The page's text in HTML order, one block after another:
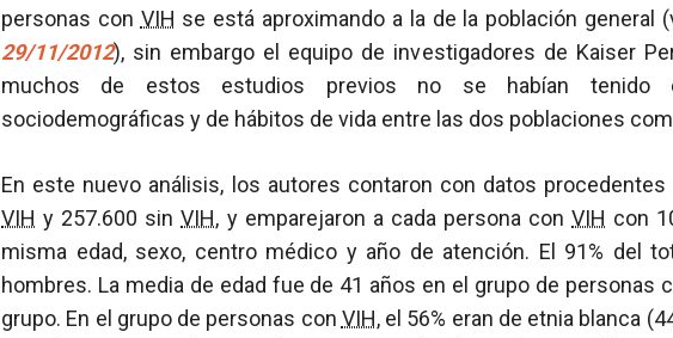
personas con VIH se está aproximando a la de la población general
29/11/2012), sin embargo el equipo de investigadores de Kaiser
muchos de estos estudios previos no se habían tenido
sociodemográficas y de hábitos de vida entre las dos poblaciones
En este nuevo análisis, los autores contaron con datos
VIH y 257.600 sinVIH, y emparejaron a cada persona conVIH con
misma edad, sexo, centro médico y año de atención. El 91% del
hombres. La media de edad fue de 41 años en el grupo de personas
grupo. En el grupo de personas con VIH, el 56% eran de etnia blanca